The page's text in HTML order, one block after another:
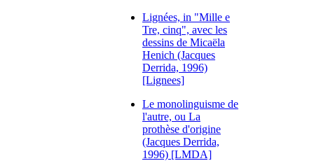
Lignées, in "Mille e
Tre, cinq", avec les
dessins de Micaëla
Henich (Jacques
Derrida, 1996)
[Lignees]
Le monolinguisme de
l'autre, ou La
prothèse d'origine
(Jacques Derrida,
1996) [LMDA]